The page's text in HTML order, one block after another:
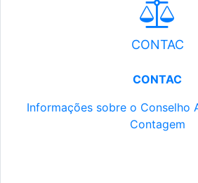
CONTAC
CONTAC
Informações sobre o Conselho
Contagem